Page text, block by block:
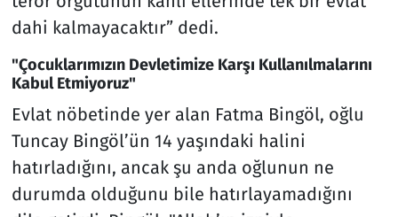
dahi kalmayacaktır” dedi.
"Çocuklarımızın Devletimize Karşı Kullanılmalarını
Kabul Etmiyoruz"
Evlat nöbetinde yer alan Fatma Bingöl, oğlu
Tuncay Bingöl’ün 14 yaşındaki halini
hatırladığını, ancak şu anda oğlunun ne
durumda olduğunu bile hatırlayamadığını